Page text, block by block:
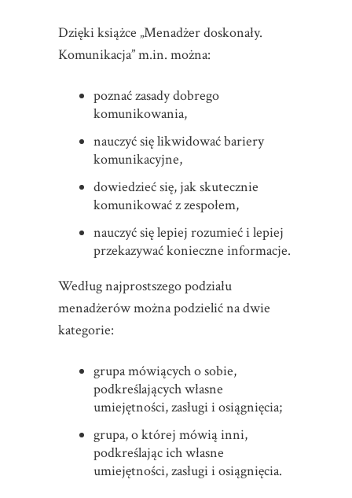
Dzięki książce „Menadżer doskonały.
Komunikacja” m.in. można:
poznać zasady dobrego
komunikowania,
nauczyć się likwidować bariery
komunikacyjne,
dowiedzieć się, jak skutecznie
komunikować z zespołem,
nauczyć się lepiej rozumieć i lepiej
przekazywać konieczne informacje.
Według najprostszego podziału
menadżerów można podzielić na dwie
kategorie:
grupa mówiących o sobie,
podkreślających własne
umiejętności, zasługi i osiągnięcia;
grupa, o której mówią inni,
podkreślając ich własne
umiejętności, zasługi i osiągnięcia.